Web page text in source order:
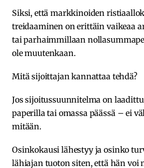
Siksi, että markkinoiden
treidaaminen on erittäin vaikeaa
tai parhaimmillaan
ole muutenkaan.
Mitä sijoittajan kannattaa tehdä?
Jos sijoitussuunnitelma on
paperilla tai omassa päässä – ei
mitään.
Osinkokausi lähestyy ja osinko
lähiajan tuoton siten, että hän voi